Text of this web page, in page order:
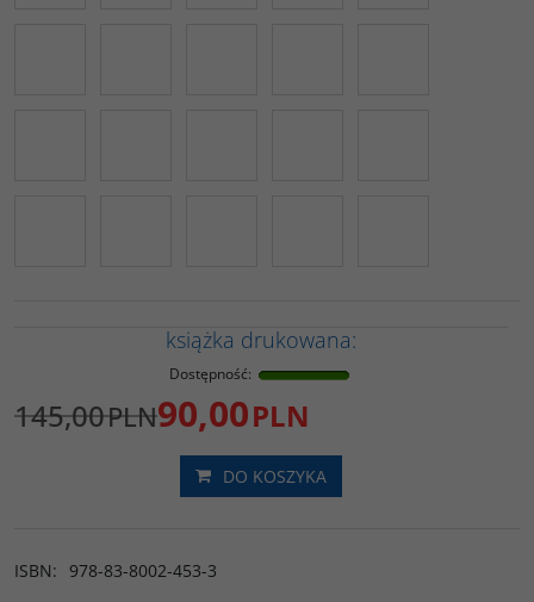
książka drukowana:
Dostępność:
145,00PLN90,00PLN
DO KOSZYKA
ISBN: 978-83-8002-453-3